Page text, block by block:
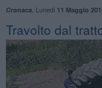
Cronaca Lunedì 11 Maggio
Travolto dal